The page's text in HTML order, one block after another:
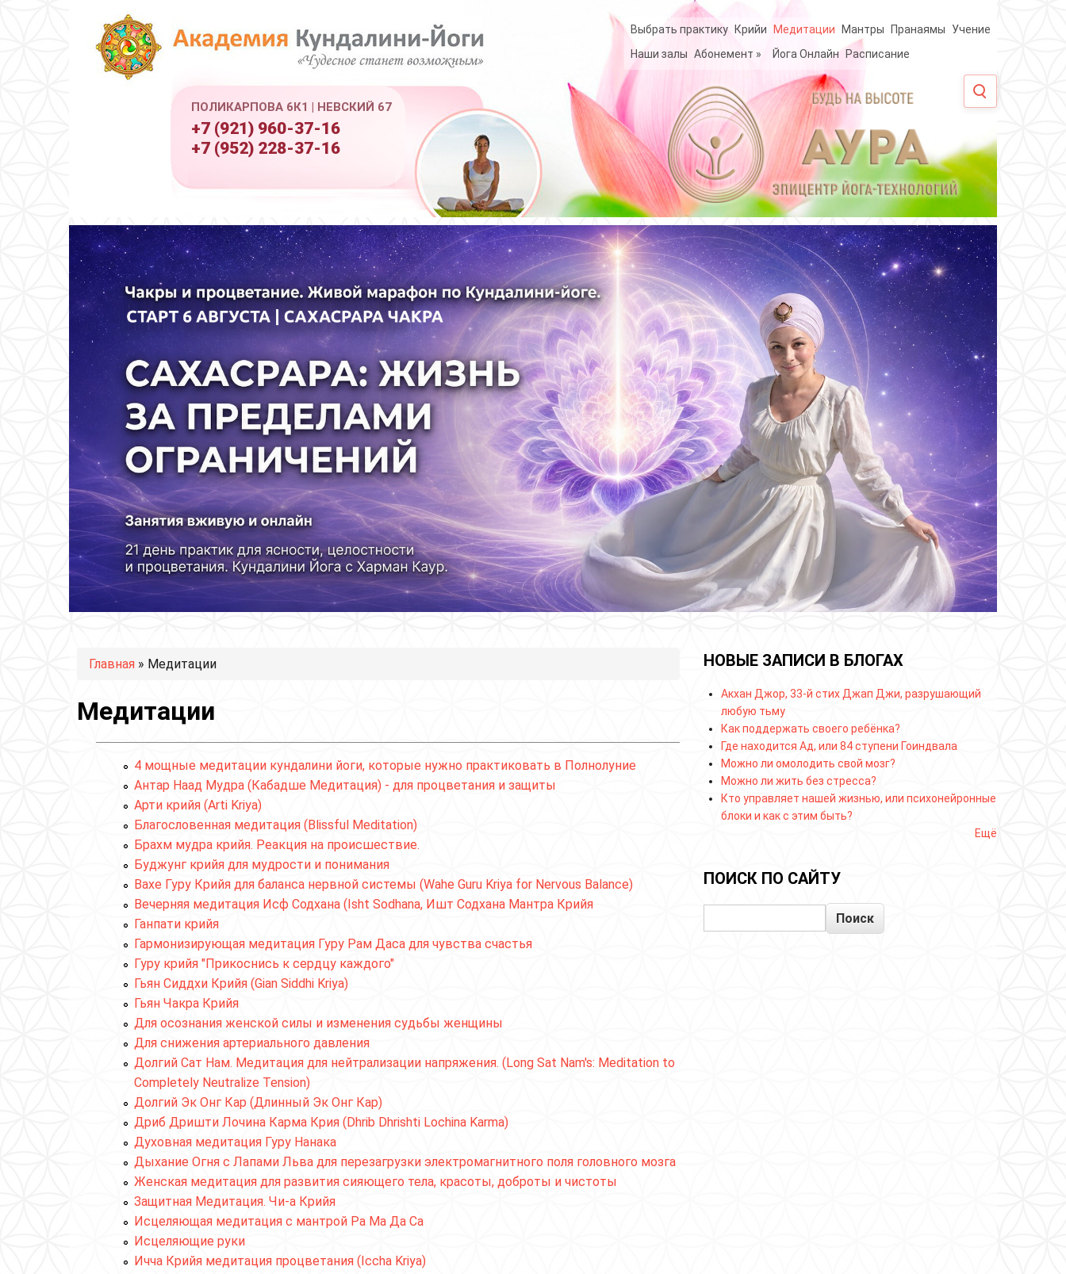
ПОЛИКАРПОВА 6К1 | НЕВСКИЙ 67
+7 (921) 960-37-16
+7 (952) 228-37-16
Выбрать практику Крийи Медитации Мантры Пранаямы
Учение
Наши залы Абонемент » Йога Онлайн Расписание
Вы здесь
Главная » Медитации
Медитации
4 мощные медитации кундалини йоги, которые нужно практиковать в Полнолуние
Антар Наад Мудра (Кабадше Медитация) - для процветания и защиты
Арти крийя (Arti Kriya)
Благословенная медитация (Blissful Meditation)
Брахм мудра крийя. Реакция на происшествие.
Буджунг крийя для мудрости и понимания
Вахе Гуру Крийя для баланса нервной системы (Wahe Guru Kriya for Nervous Balance)
Вечерняя медитация Исф Содхана (Isht Sodhana, Ишт Содхана Мантра Крийя
Ганпати крийя
Гармонизирующая медитация Гуру Рам Даса для чувства счастья
Гуру крийя "Прикоснись к сердцу каждого"
Гьян Сиддхи Крийя (Gian Siddhi Kriya)
Гьян Чакра Крийя
Для осознания женской силы и изменения судьбы женщины
Для снижения артериального давления
Долгий Сат Нам. Медитация для нейтрализации напряжения. (Long Sat Nam's: Meditation to
Completely Neutralize Tension)
Долгий Эк Онг Кар (Длинный Эк Онг Кар)
Дриб Дришти Лочина Карма Крия (Dhrib Dhrishti Lochina Karma)
Духовная медитация Гуру Нанака
Дыхание Огня с Лапами Льва для перезагрузки электромагнитного поля головного мозга
Женская медитация для развития сияющего тела, красоты, доброты и чистоты
Защитная Медитация. Чи-а Крийя
Исцеляющая медитация с мантрой Ра Ма Да Са
Исцеляющие руки
Ичча Крийя медитация процветания (Iccha Kriya)
НОВЫЕ ЗАПИСИ В БЛОГАХ
Акхан Джор, 33-й стих Джап Джи, разрушающий
любую тьму
Как поддержать своего ребёнка?
Где находится Ад, или 84 ступени Гоиндвала
Можно ли омолодить свой мозг?
Можно ли жить без стресса?
Кто управляет нашей жизнью, или психонейронные
блоки и как с этим быть?
Ещё
ПОИСК ПО САЙТУ